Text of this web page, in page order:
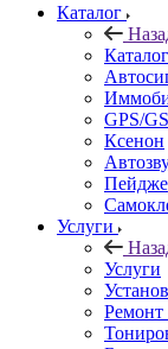
Каталог
Каталог
GPS/
Ксенон
Услуги
Услуги
Ремонт